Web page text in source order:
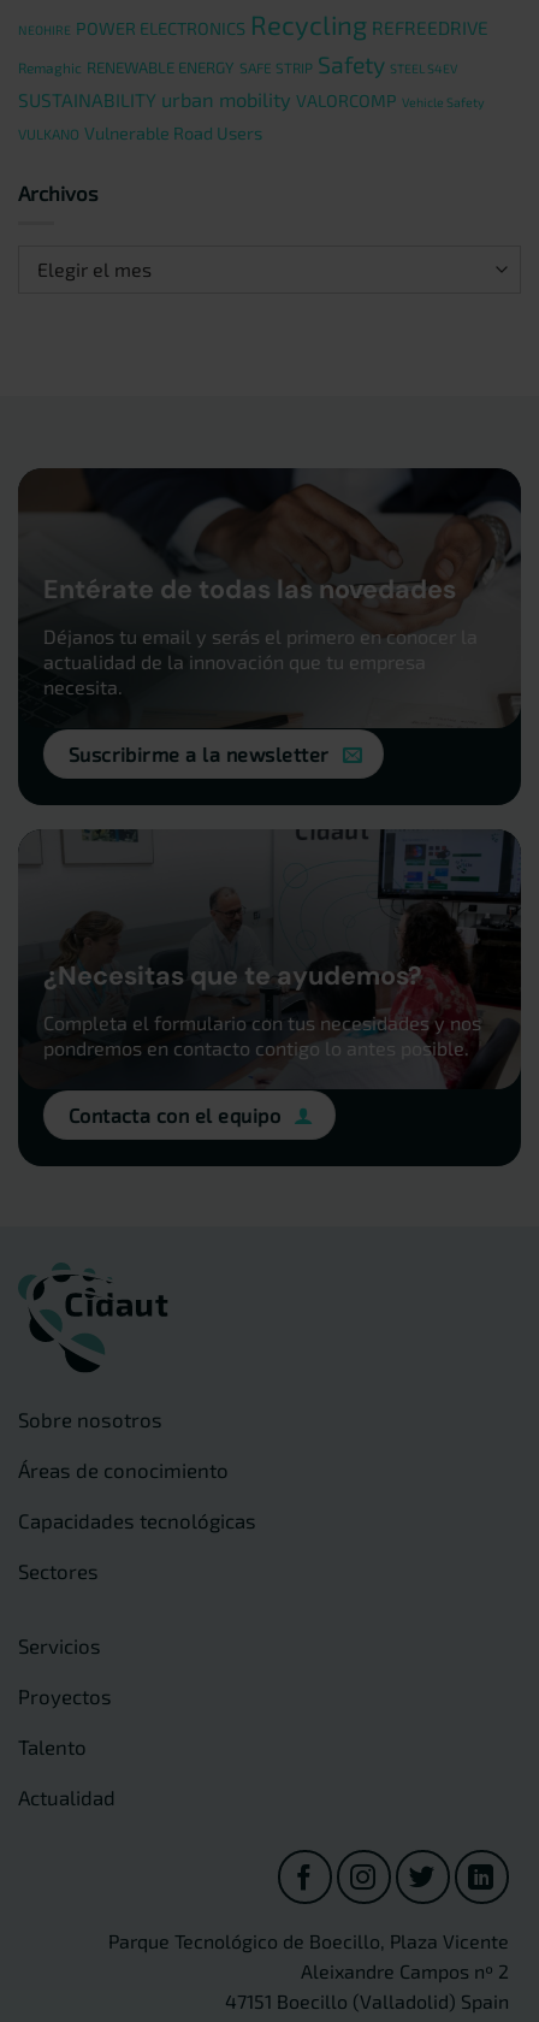
NEOHIRE POWER ELECTRONICS Recycling REFREEDRIVE
Remaghic RENEWABLE ENERGY SAFE STRIP Safety STEEL S4EV
SUSTAINABILITY urban mobility VALORCOMP Vehicle Safety
VULKANO Vulnerable Road Users
Archivos
Archivos
Entérate de todas las novedades
Déjanos tu email y serás el primero en conocer la
actualidad de la innovación que tu empresa
necesita.
Suscribirme a la newsletter
¿Necesitas que te ayudemos?
Completa el formulario con tus necesidades y nos
pondremos en contacto contigo lo antes posible.
Contacta con el equipo
Sobre nosotros
Áreas de conocimiento
Capacidades tecnológicas
Sectores
Servicios
Proyectos
Talento
Actualidad
Parque Tecnológico de Boecillo, Plaza Vicente
Aleixandre Campos nº 2
47151 Boecillo (Valladolid) Spain